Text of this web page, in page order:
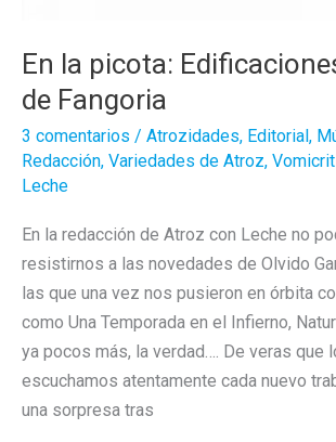
En la picota:
de Fangoria
3 comentarios / Atrozidades, Editorial ,
Redacción, Variedades de Atroz,
Leche
En la redacción de Atroz con Leche no
resistirnos a las novedades de Olvido
las que una vez nos pusieron en órbita
como Una Temporada en el Infierno,
ya pocos más, la verdad…. De veras que
escuchamos atentamente cada nuevo
una sorpresa tras